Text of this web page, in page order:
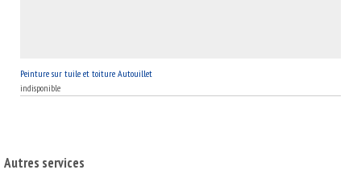
Peinture sur tuile et toiture Autouillet
indisponible
Autres services